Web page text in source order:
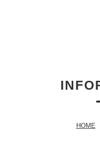
HOME